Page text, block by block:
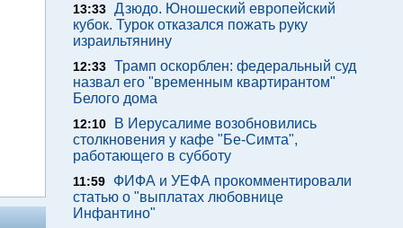
13:33 Дзюдо. Юношеский европейский
кубок. Турок отказался пожать руку
израильтянину
12:33 Трамп оскорблен: федеральный суд
назвал его "временным квартирантом"
Белого дома
12:10
В Иерусалиме возобновились
столкновения у кафе "Бе-Симта",
работающего в субботу
11:59
ФИФА и УЕФА прокомментировали
статью о "выплатах любовнице
Инфантино"